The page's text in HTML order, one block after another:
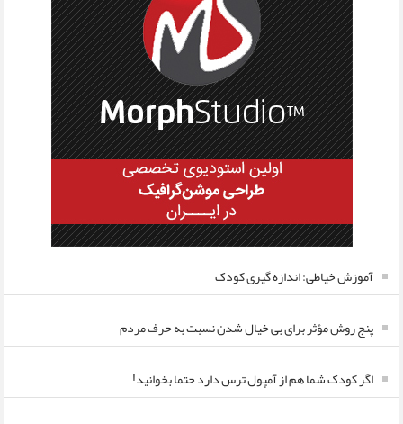
آموزش خیاطی: اندازه گیری کودک
پنج روش مؤثر برای بی خیال شدن نسبت به حرف مردم
اگر کودک شما هم از آمپول ترس دارد حتما بخوانید!